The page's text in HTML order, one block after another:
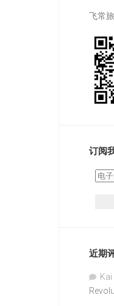
飞常
订阅
近期
Kai